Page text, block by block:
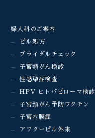
婦人科のご案内
ピル処方
ブライダルチェック
子宮頸がん検診
性感染症検査
HPV ヒトパピローマ検診
子宮頸がん予防ワクチン
子宮内膜症
アフターピル外来